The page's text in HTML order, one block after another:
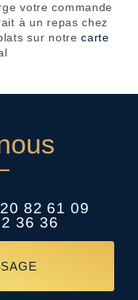
votre commande
à un repas chez
sur notrecarte
82 61 09
36 36